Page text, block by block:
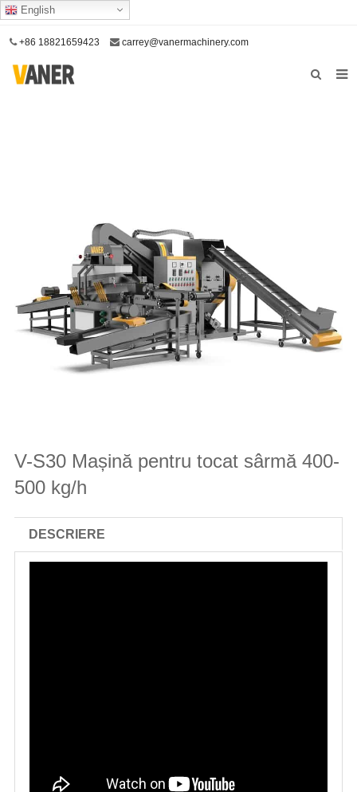
English
+86 18821659423 carrey@vanermachinery.com
Contactaţi-ne
V-S30 Mașină pentru tocat sârmă 400-
500 kg/h
DESCRIERE